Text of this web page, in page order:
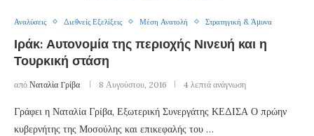
Αναλύσεις Διεθνείς Εξελίξεις Μέση Ανατολή Στρατηγική & Άμυνα
Ιράκ: Αυτονομία της περιοχής Νινευή και η
Τουρκική στάση
από Ναταλία Γρίβα 8 Αυγούστου, 2016 4 λεπτά ανάγνωση
Γράφει η Ναταλία Γρίβα, Εξωτερική Συνεργάτης ΚΕΔΙΣΑ Ο πρώην
κυβερνήτης της Μοσούλης και επικεφαλής του …